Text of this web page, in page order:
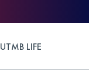
UTMB LIFE